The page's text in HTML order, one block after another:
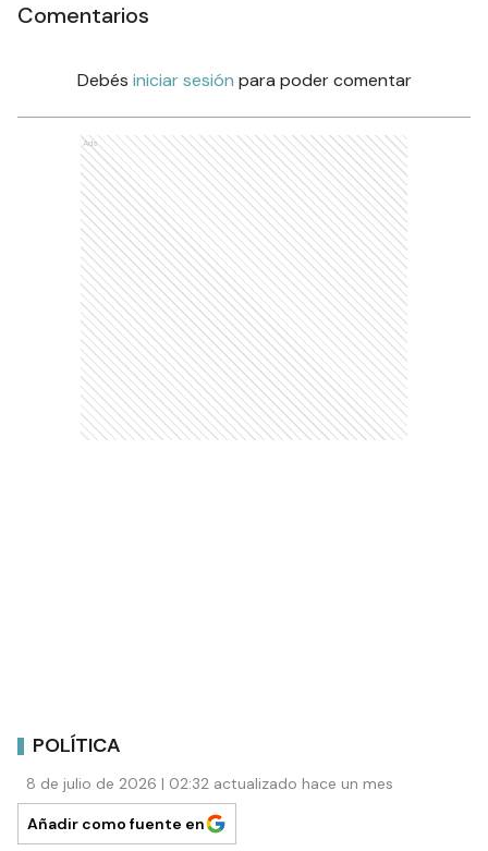
Comentarios
Debés iniciar sesión para poder comentar
Ads
POLÍTICA
8 de julio de 2026 | 02:32 actualizado hace un mes
Añadir como fuente en